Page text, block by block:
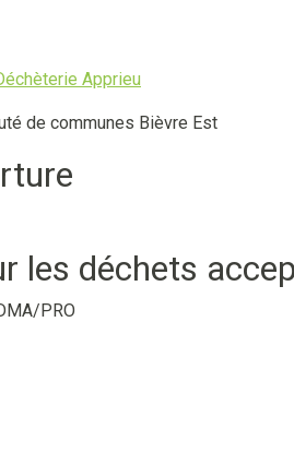
de communes Bièvre Est
les déchets
PRO